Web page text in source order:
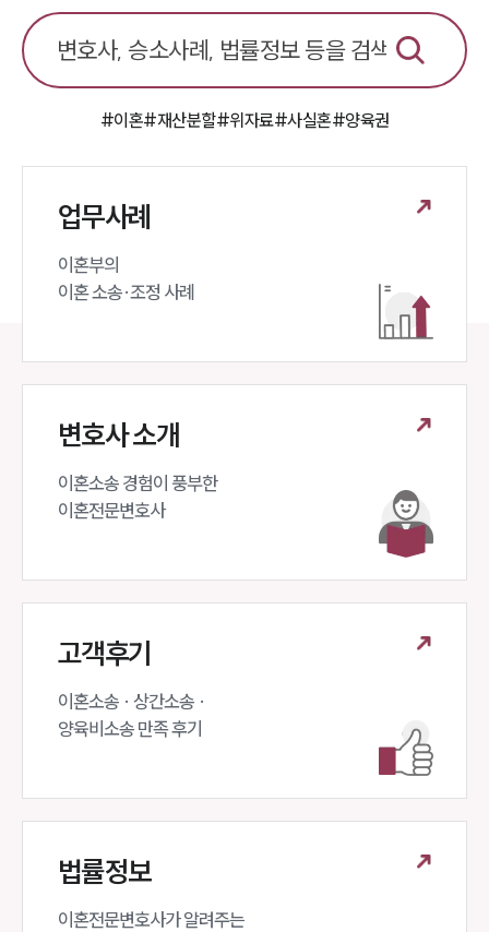
이혼 양육비계산기
상간자위자료계산기
구성원 소개
뉴스레터/브로슈어
세미나
대륜법률상담예약
대륜법률상담예약
#이혼#재산분할#위자료#사실혼#양육권
업무사례
이혼부의
이혼 소송·조정 사례
변호사 소개
이혼소송 경험이 풍부한
이혼전문변호사
고객후기
이혼소송 · 상간소송 ·
양육비소송 만족 후기
법률정보
이혼전문변호사가 알려주는